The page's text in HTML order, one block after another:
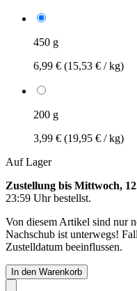
450 g
6,99 € (15,53 € / kg)
200 g
3,99 € (19,95 € / kg)
Auf Lager
Zustellung bis Mittwoch,
23:59 Uhrbestellst.
Von diesem Artikel sind nur
Nachschub ist unterwegs!
Zustelldatum beeinflussen.
In den Warenkorb